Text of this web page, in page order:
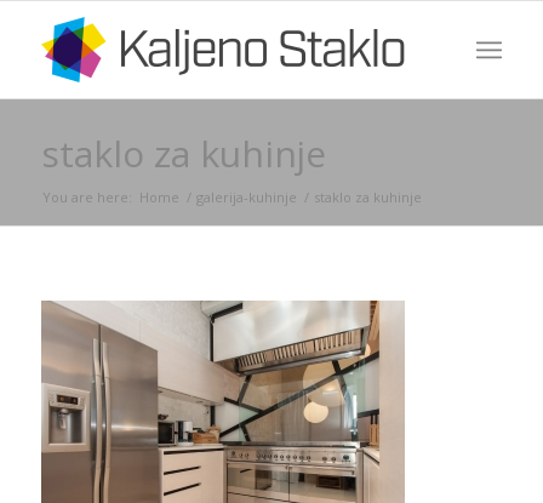
staklo za kuhinje
You are here: Home / galerija-kuhinje / staklo za kuhinje